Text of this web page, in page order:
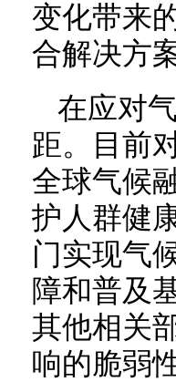
变化带来
合解决方
在应对
距。目前
全球气候
护人群健
门实现气
障和普及
其他相关
响的脆弱性